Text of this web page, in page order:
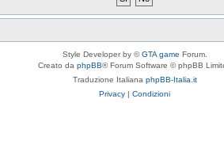
Style Developer by ©GTA game Forum.
Creato da phpBB® Forum Software © phpBB
Traduzione Italiana phpBB-Italia.it
Privacy | Condizioni